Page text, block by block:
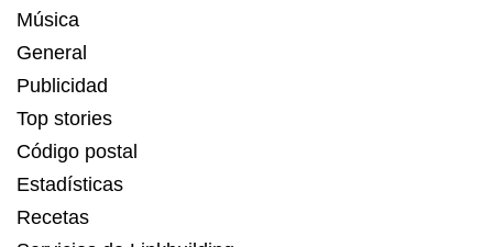
Música
General
Publicidad
Top stories
Código postal
Estadísticas
Recetas